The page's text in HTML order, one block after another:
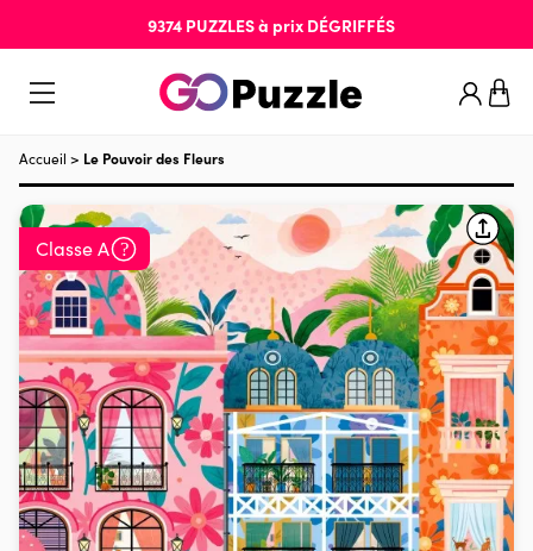
9374 PUZZLESà prix DÉGRIFFÉS
Accueil > Le Pouvoir des Fleurs
Classe A